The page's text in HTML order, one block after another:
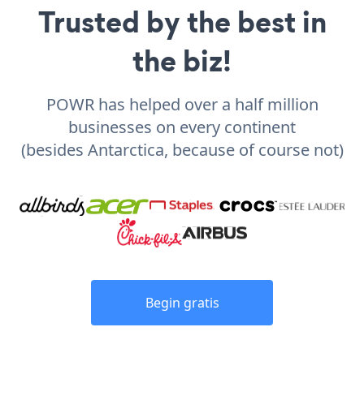
Trusted by the best in
the biz!
POWR has helped over a half million
businesses on every continent
(besides Antarctica, because of course not)
Begin gratis